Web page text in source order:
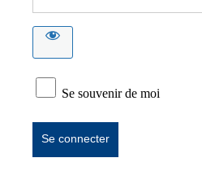
Se souvenir de moi